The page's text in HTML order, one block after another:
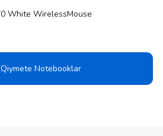
White WirelessMouse
Notebooklar